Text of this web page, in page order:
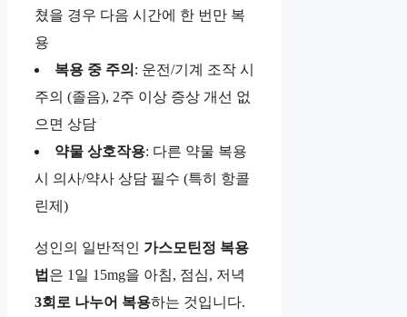
쳤을 경우 다음 시간에 한 번만 복
용
복용 중 주의 : 운전/기계 조작 시
주의 (졸음), 2주 이상 증상 개선 없
으면 상담
약물 상호작용: 다른 약물 복용
시 의사/약사 상담 필수 (특히 항콜
린제)
성인의 일반적인 가스모틴정 복용
법 은 1일 15mg을 아침, 점심, 저녁
3회로 나누어 복용하는 것입니다.